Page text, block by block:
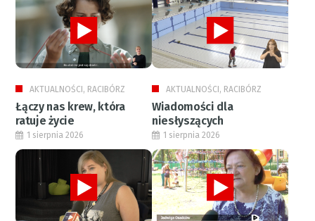
AKTUALNOŚCI, RACIBÓRZ
Łączy nas krew, która
ratuje życie
AKTUALNOŚCI, RACIBÓRZ
Wiadomości dla
niesłyszących
1 sierpnia 2026 1 sierpnia 2026